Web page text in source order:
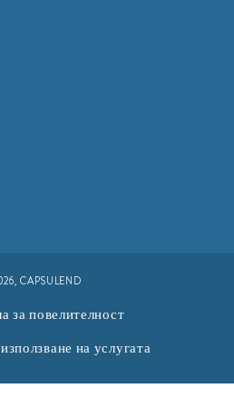
CAPSULEND
за повелителност
на услугата